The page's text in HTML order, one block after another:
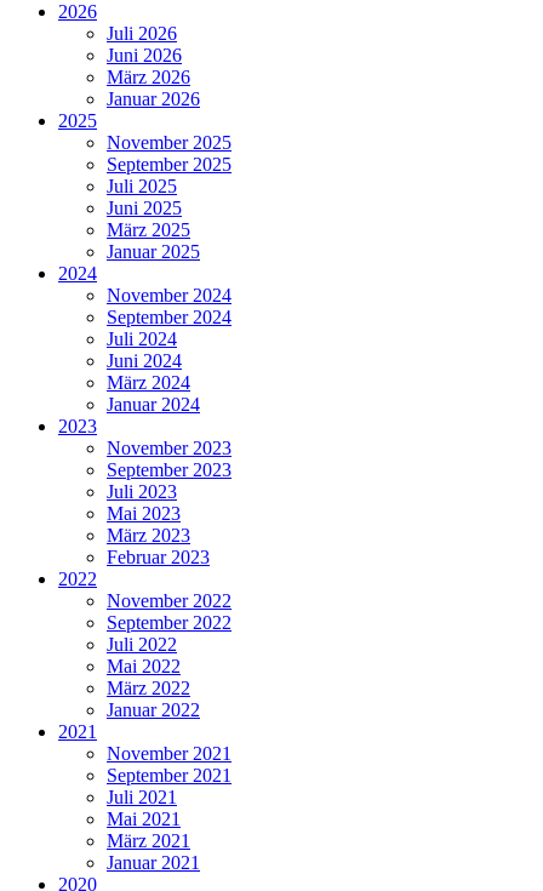
2026
Juli 2026
Juni 2026
März 2026
Januar 2026
2025
November 2025
September 2025
Juli 2025
Juni 2025
März 2025
Januar 2025
2024
November 2024
September 2024
Juli 2024
Juni 2024
März 2024
Januar 2024
2023
November 2023
September 2023
Juli 2023
Mai 2023
März 2023
Februar 2023
2022
November 2022
September 2022
Juli 2022
Mai 2022
März 2022
Januar 2022
2021
November 2021
September 2021
Juli 2021
Mai 2021
März 2021
Januar 2021
2020